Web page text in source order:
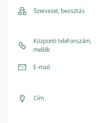
Szervezet, beosztás
Központi telefonszám,
mellék
E-mail
Cím